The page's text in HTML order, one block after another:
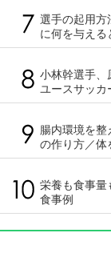
選手の起用方
に何を与える
小林幹選手、
ユースサッカ
腸内環境を整
の作り方／体
栄養も食事量
食事例